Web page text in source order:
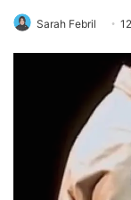
Sarah Febril